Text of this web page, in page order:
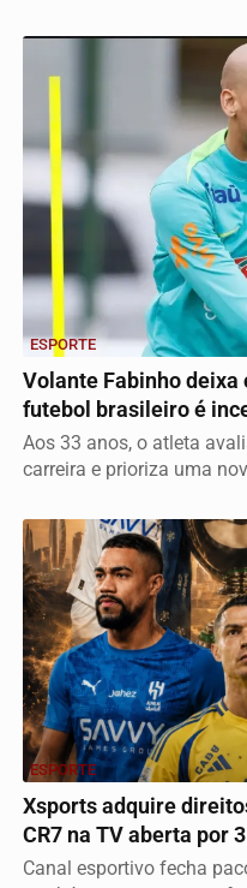
ESPORTE
Volante Fabinho
futebol brasileiro é
Aos 33 anos, o atleta
carreira e prioriza uma
ESPORTE
Xsports adquire
CR7 na TV aberta por
Canal esportivo fecha